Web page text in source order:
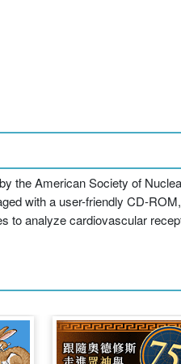
the American Society of
with a user-friendly CD-
to analyze cardiovascular